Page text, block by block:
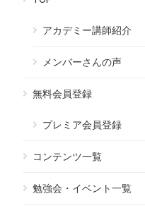
アカデミー講師紹介
メンバーさんの声
無料会員登録
プレミア会員登録
コンテンツ一覧
勉強会・イベント一覧